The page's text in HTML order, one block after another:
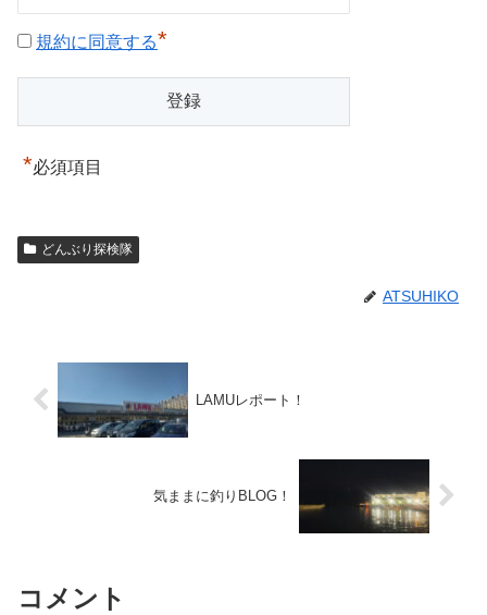
規約に同意する*
*必須項目
どんぶり探検隊
ATSUHIKO
LAMUレポート！
気ままに釣りBLOG！
コメント